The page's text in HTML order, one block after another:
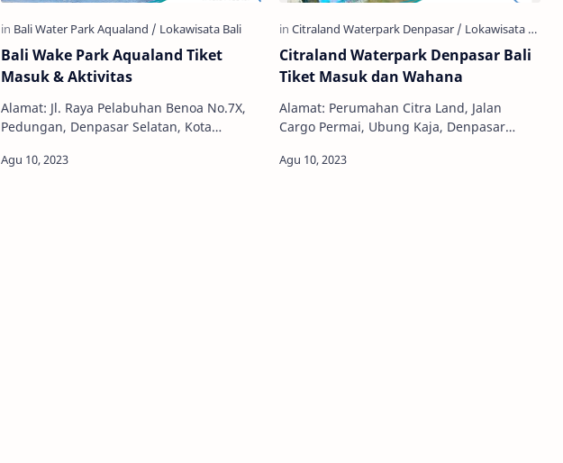
Bali Wake Park Aqualand Tiket
Masuk & Aktivitas
Alamat: Jl. Raya Pelabuhan Benoa No.7X,
Pedungan, Denpasar Selatan, Kota
18:00 WIB Telepon: (0361) 8468866 Har…
Citraland Waterpark Denpasar Bali
Tiket Masuk dan Wahana
Alamat: Perumahan Citra Land, Jalan
Cargo Permai, Ubung Kaja, Denpasar
Denpasar, Bali, Indonesia, 80116 Jam